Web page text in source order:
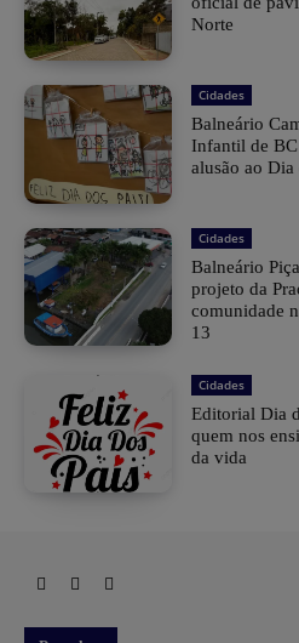
Norte
Cidades
Balneário
Infantil de
alusão ao Dia
Cidades
Balneário
projeto da
comunidade
13
Cidades
Editorial Dia
quem nos
da vida